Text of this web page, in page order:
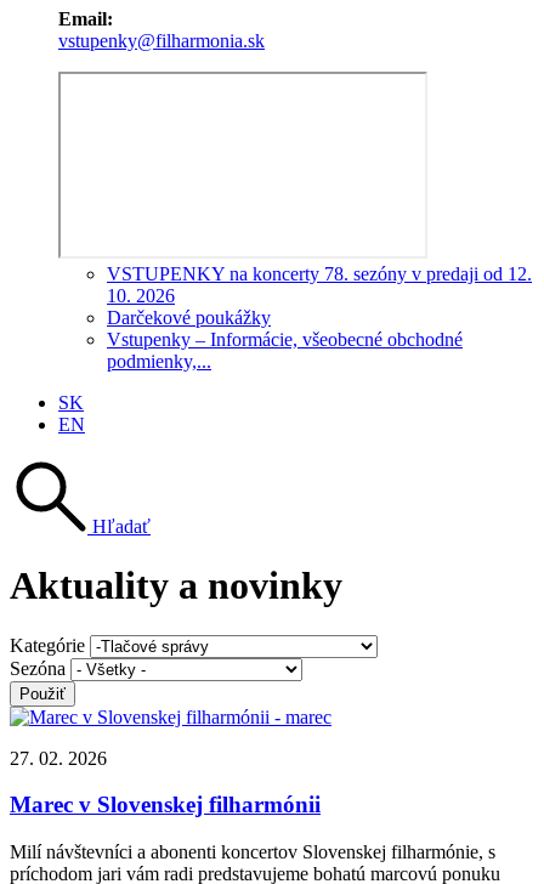
Email:
vstupenky@filharmonia.sk
VSTUPENKY na koncerty 78. sezóny v predaji od 12.
10. 2026
Darčekové poukážky
Vstupenky – Informácie, všeobecné obchodné
podmienky,...
SK
EN
Hľadať
Aktuality a novinky
Kategórie
Sezóna
27. 02. 2026
Marec v Slovenskej filharmónii
Milí návštevníci a abonenti koncertov Slovenskej filharmónie, s
príchodom jari vám radi predstavujeme bohatú marcovú ponuku